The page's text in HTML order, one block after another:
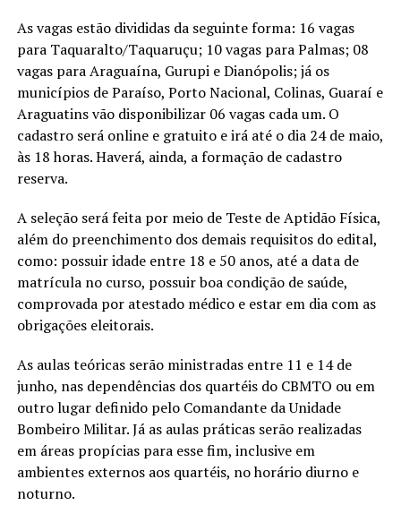
As vagas estão divididas da seguinte forma: 16 vagas
para Taquaralto/Taquaruçu; 10 vagas para Palmas; 08
vagas para Araguaína, Gurupi e Dianópolis; já os
municípios de Paraíso, Porto Nacional, Colinas, Guaraí e
Araguatins vão disponibilizar 06 vagas cada um. O
cadastro será online e gratuito e irá até o dia 24 de maio,
às 18 horas. Haverá, ainda, a formação de cadastro
reserva.
A seleção será feita por meio de Teste de Aptidão Física,
além do preenchimento dos demais requisitos do edital,
como: possuir idade entre 18 e 50 anos, até a data de
matrícula no curso, possuir boa condição de saúde,
comprovada por atestado médico e estar em dia com as
obrigações eleitorais.
As aulas teóricas serão ministradas entre 11 e 14 de
junho, nas dependências dos quartéis do CBMTO ou em
outro lugar definido pelo Comandante da Unidade
Bombeiro Militar. Já as aulas práticas serão realizadas
em áreas propícias para esse fim, inclusive em
ambientes externos aos quartéis, no horário diurno e
noturno.